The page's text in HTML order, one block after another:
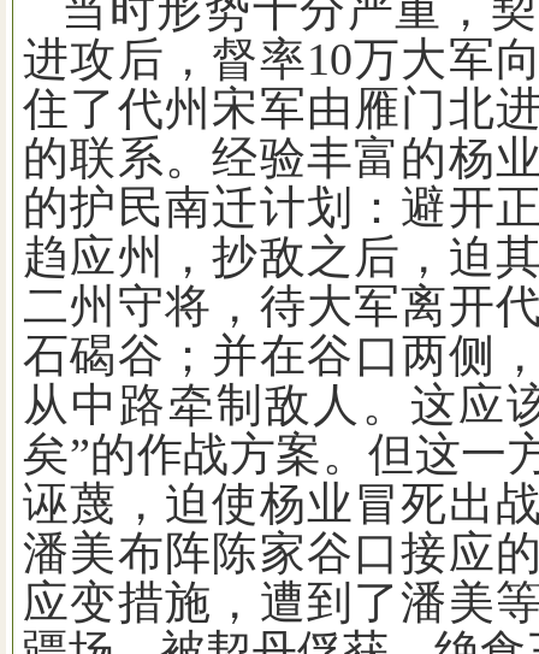
当时形势十分严重，
进攻后，督率10万大军
住了代州宋军由雁门北
的联系。经验丰富的杨
的护民南迁计划：避开
趋应州，抄敌之后，迫
二州守将，待大军离开
石碣谷；并在谷口两侧
从中路牵制敌人。这应
矣”的作战方案。但这一
诬蔑，迫使杨业冒死出
潘美布阵陈家谷口接应
应变措施，遭到了潘美